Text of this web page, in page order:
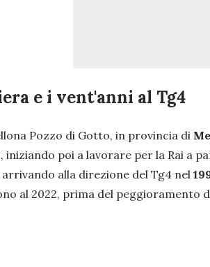
e i vent'anni al Tg4
Pozzo di Gotto, in provincia di
, iniziando poi a lavorare per la Rai a
arrivando alla direzione del Tg4 nel
al 2022, prima del peggioramento